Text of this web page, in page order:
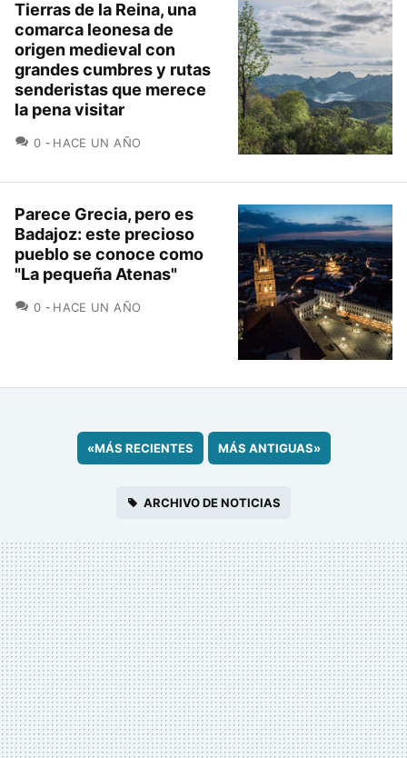
Tierras de la Reina, una
comarca leonesa de
origen medieval con
grandes cumbres y rutas
senderistas que merece
la pena visitar
0 COMENTARIOS
HACE UN AÑO
Parece Grecia, pero es
Badajoz: este precioso
pueblo se conoce como
"La pequeña Atenas"
0 COMENTARIOS
HACE UN AÑO
«MÁS RECIENTES MÁS ANTIGUAS»
ARCHIVO DE NOTICIAS